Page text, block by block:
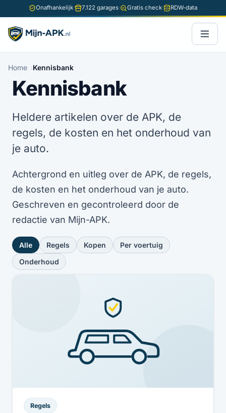
Onafhankelijk· 7.122 garages· Gratis check· RDW-data
Home Kennisbank
Kennisbank
Heldere artikelen over de APK, de
regels, de kosten en het onderhoud van
je auto.
Achtergrond en uitleg over de APK, de regels,
de kosten en het onderhoud van je auto.
Geschreven en gecontroleerd door de
redactie van Mijn-APK.
Alle Regels Kopen
Per voertuig
Onderhoud
Regels